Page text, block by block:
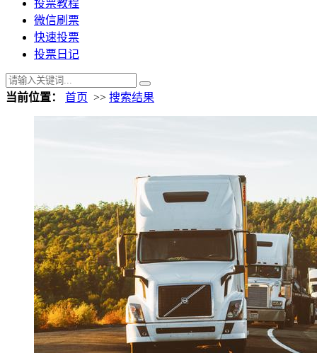
投票教程
微信刷票
快速投票
投票日记
当前位置： 首页 >> 搜索结果